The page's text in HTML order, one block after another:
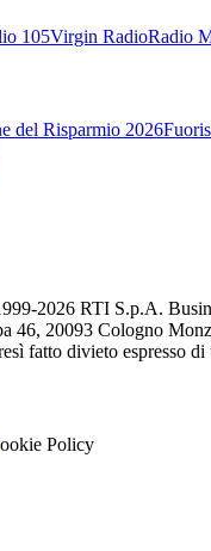
105Virgin RadioRadio
del Risparmio 2026
2026 RTI S.p.A.
46, 20093 Cologno
fatto divieto espresso
Policy